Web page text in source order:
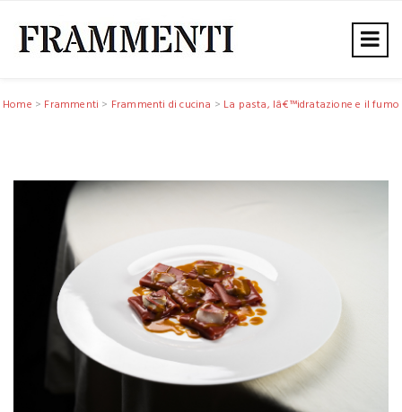
Home > Frammenti > Frammenti di cucina > La pasta, lâ€™idratazione e il fumo